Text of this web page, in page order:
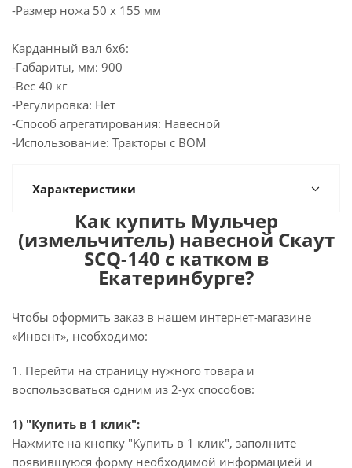
-Размер ножа 50 x 155 мм
Карданный вал 6х6:
-Габариты, мм: 900
-Вес 40 кг
-Регулировка: Нет
-Способ агрегатирования: Навесной
-Использование: Тракторы с ВОМ
Характеристики
Как купить Мульчер
(измельчитель) навесной Скаут
SCQ-140 с катком в
Екатеринбурге?
Чтобы оформить заказ в нашем интернет-магазине
«Инвент», необходимо:
1. Перейти на страницу нужного товара и
воспользоваться одним из 2-ух способов:
1) "Купить в 1 клик":
Нажмите на кнопку "Купить в 1 клик", заполните
появившуюся форму необходимой информацией и